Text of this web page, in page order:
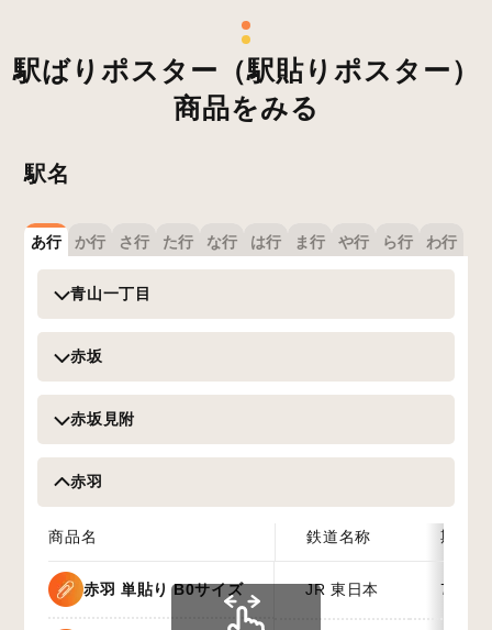
駅ばりポスター（駅貼りポスター）
商品をみる
駅名
あ行 か行 さ行 た行 な行 は行 ま行 や行 ら行 わ行
青山一丁目
赤坂
赤坂見附
赤羽
商品名 鉄道名称 期間
赤羽 単貼り B0サイズ JR 東日本 7日間